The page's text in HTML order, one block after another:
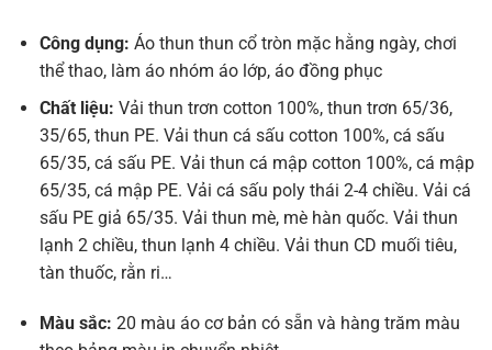
Công dụng: Áo thun thun cổ tròn mặc hằng ngày, chơi
thể thao, làm áo nhóm áo lớp, áo đồng phục
Chất liệu: Vải thun trơn cotton 100%, thun trơn 65/36,
35/65, thun PE. Vải thun cá sấu cotton 100%, cá sấu
65/35, cá sấu PE. Vải thun cá mập cotton 100%, cá mập
65/35, cá mập PE. Vải cá sấu poly thái 2-4 chiều. Vải cá
sấu PE giả 65/35. Vải thun mè, mè hàn quốc. Vải thun
lạnh 2 chiều, thun lạnh 4 chiều. Vải thun CD muối tiêu,
tàn thuốc, rằn ri…
Màu sắc: 20 màu áo cơ bản có sẵn và hàng trăm màu